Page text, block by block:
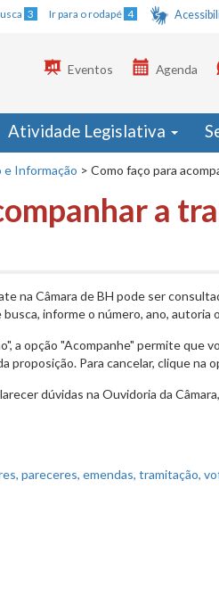
3 Ir para o rodapé 4
Eventos Agenda
Atividade Legislativa
e Informação > Como faço para
a
na Câmara de BH pode ser
busca, informe o número, ano,
a opção "Acompanhe" permite que
Para cancelar, clique na
dúvidas na Ouvidoria da
pareceres, emendas, tramitação,